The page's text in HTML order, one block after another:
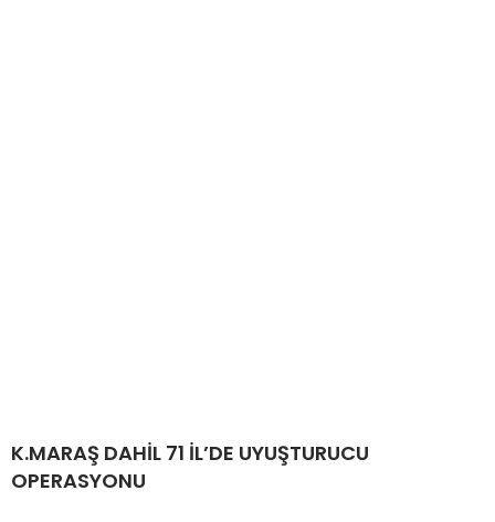
K.MARAŞ DAHİL 71 İL’DE UYUŞTURUCU
OPERASYONU